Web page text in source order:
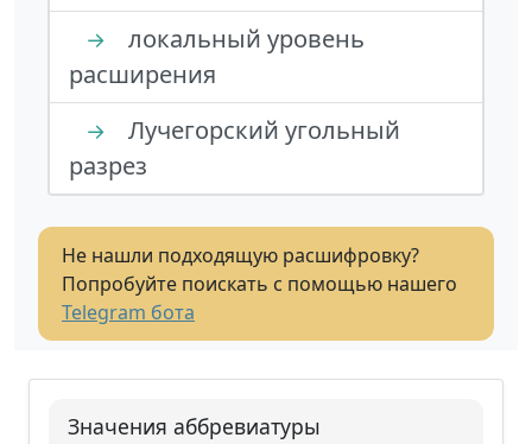
→
локальный уровень
расширения
→
Лучегорский угольный
разрез
Не нашли подходящую расшифровку?
Попробуйте поискать с помощью нашего
Telegram бота
Значения аббревиатуры